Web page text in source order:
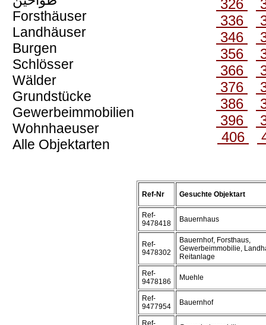
Forsthäuser
Landhäuser
Burgen
Schlösser
Wälder
Grundstücke
Gewerbeimmobilien
Wohnhaeuser
Alle Objektarten
326
336
346
356
366
376
386
396
406
Ref-Nr Gesuchte Objektart
Ref-
9478418
Bauernhaus
Ref-
9478302
Bauernhof, Forsthaus,
Gewerbeimmobilie,
Reitanlage
Ref-
9478186
Muehle
Ref-
9477954
Bauernhof
Ref-